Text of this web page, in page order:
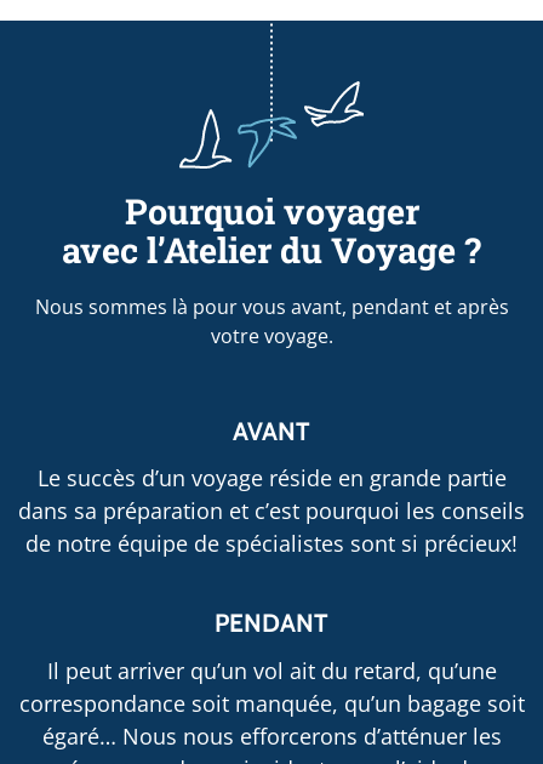
Pourquoi voyager
avec l’Atelier du Voyage ?
Nous sommes là pour vous avant, pendant et après
votre voyage.
AVANT
Le succès d’un voyage réside en grande partie
dans sa préparation et c’est pourquoi les conseils
de notre équipe de spécialistes sont si précieux!
PENDANT
Il peut arriver qu’un vol ait du retard, qu’une
correspondance soit manquée, qu’un bagage soit
égaré… Nous nous efforcerons d’atténuer les